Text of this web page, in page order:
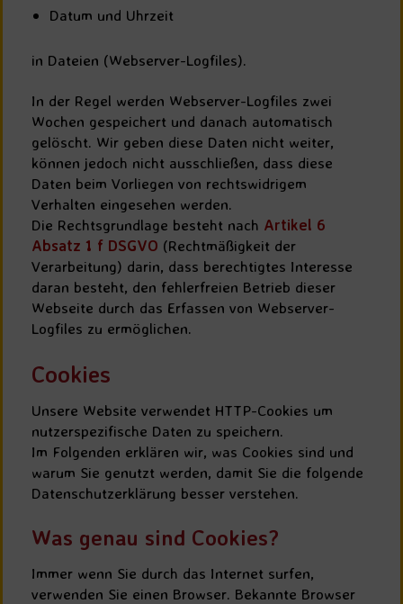
Datum und Uhrzeit
in Dateien (Webserver-Logfiles).
In der Regel werden Webserver-Logfiles zwei
Wochen gespeichert und danach automatisch
gelöscht. Wir geben diese Daten nicht weiter,
können jedoch nicht ausschließen, dass diese
Daten beim Vorliegen von rechtswidrigem
Verhalten eingesehen werden.
Die Rechtsgrundlage besteht nach Artikel 6
Absatz 1 f DSGVO (Rechtmäßigkeit der
Verarbeitung) darin, dass berechtigtes Interesse
daran besteht, den fehlerfreien Betrieb dieser
Webseite durch das Erfassen von Webserver-
Logfiles zu ermöglichen.
Cookies
Unsere Website verwendet HTTP-Cookies um
nutzerspezifische Daten zu speichern.
Im Folgenden erklären wir, was Cookies sind und
warum Sie genutzt werden, damit Sie die folgende
Datenschutzerklärung besser verstehen.
Was genau sind Cookies?
Immer wenn Sie durch das Internet surfen,
verwenden Sie einen Browser. Bekannte Browser